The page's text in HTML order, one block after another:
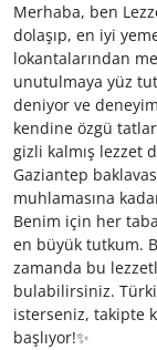
Merhaba, ben
dolaşıp, en iyi
lokantalarından
unutulmaya yüz
deniyor ve
kendine özgü
gizli kalmış lezzet
Gaziantep
muhlamasına
Benim için her
en büyük tutkum.
zamanda bu
bulabilirsiniz.
isterseniz, takipte
başlıyor!✨